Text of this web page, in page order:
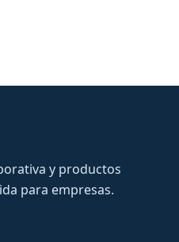
y productos
para empresas.